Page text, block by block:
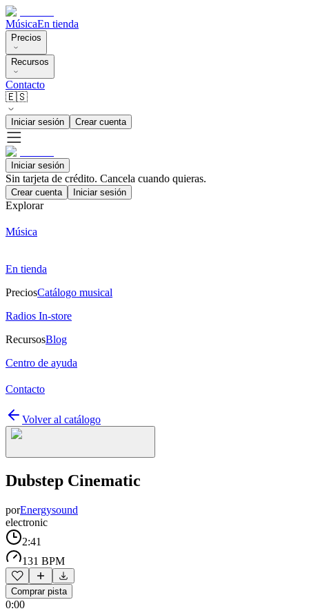
MúsicaEn tienda
Precios
Recursos
Contacto
🇪🇸
Iniciar sesión Crear cuenta
Iniciar sesión
Sin tarjeta de crédito. Cancela cuando quieras.
Crear cuenta Iniciar sesión
Explorar
Música
En tienda
PreciosCatálogo musical
Radios In-store
RecursosBlog
Centro de ayuda
Contacto
Volver al catálogo
Dubstep Cinematic
porEnergysound
electronic
2:41
131 BPM
Comprar pista
0:00